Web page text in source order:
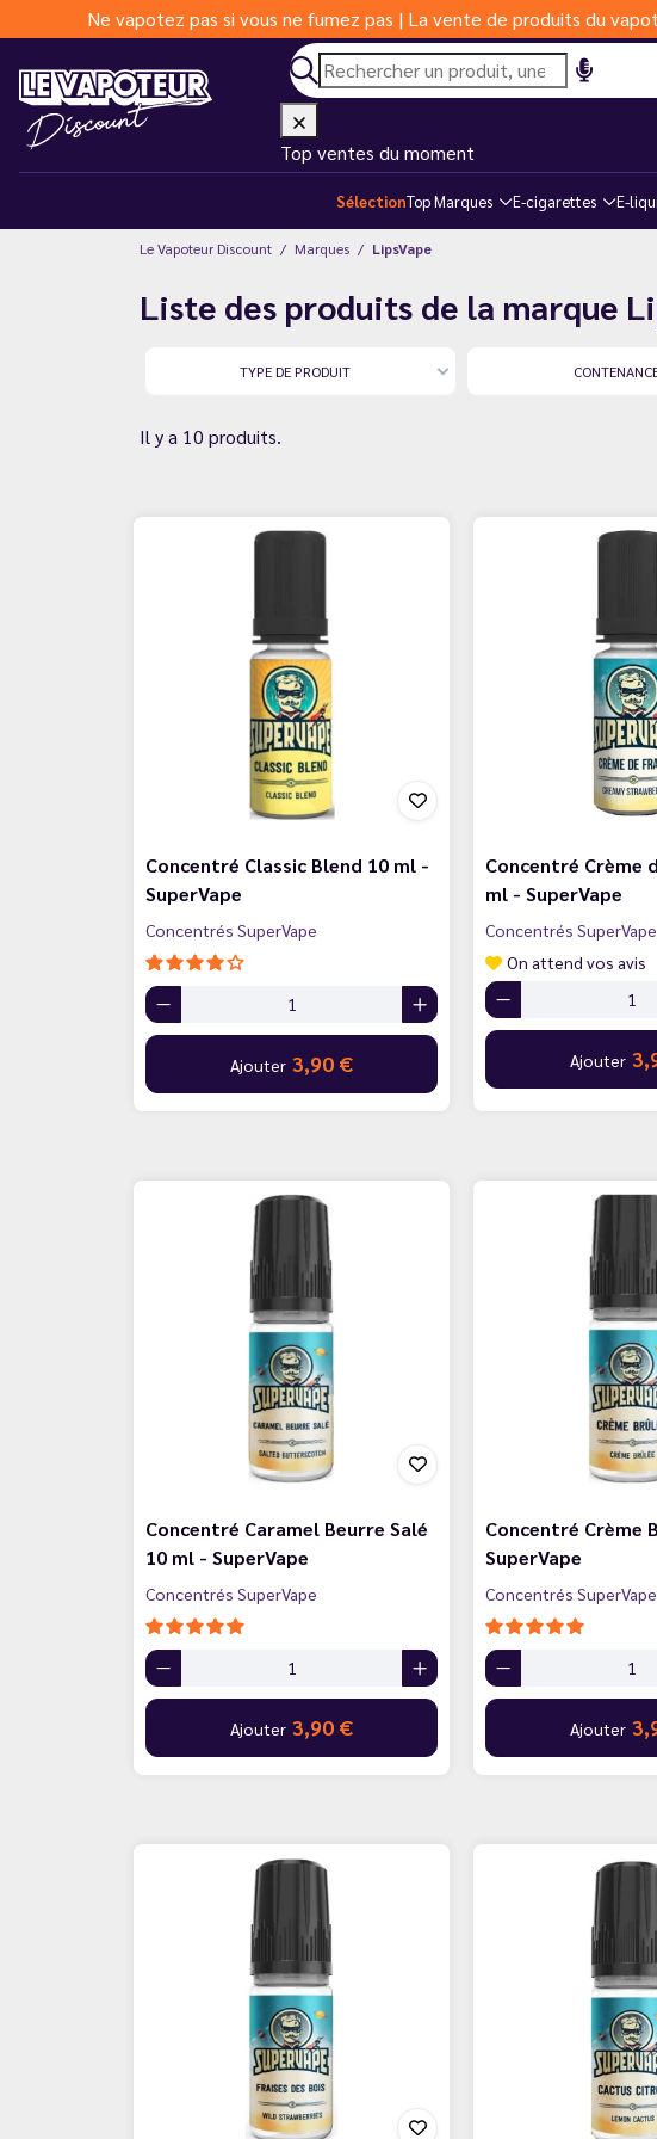
Ne vapotez pas si vous ne fumez pas | La vente de produits du
Top ventes du moment
SélectionTop Marques E-cigarettes E-
Le Vapoteur Discount Marques LipsVape
Liste des produits de la marque
TYPE DE PRODUIT
Il y a 10 produits.
Concentré Classic Blend 10 ml -
SuperVape
Concentrés SuperVape
Ajouter 3,90 €
Concentré Crème
ml - SuperVape
Concentrés SuperVape
On attend vos avis
Ajouter
Concentré Caramel Beurre Salé
10 ml - SuperVape
Concentrés SuperVape
Ajouter 3,90 €
Concentré Crème
SuperVape
Concentrés SuperVape
Ajouter